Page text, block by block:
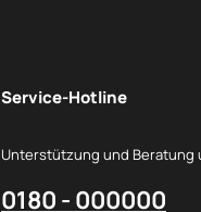
Service-Hotline
Unterstützung und Beratung
0180 - 000000